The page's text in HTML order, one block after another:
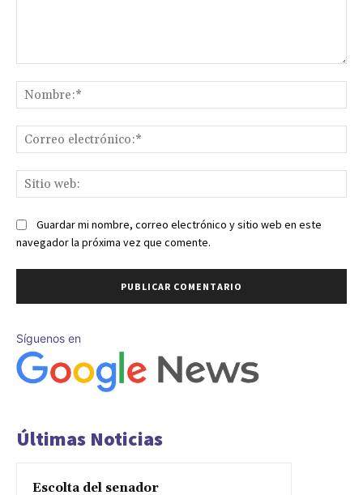
Guardar mi nombre, correo electrónico y sitio web en este
navegador la próxima vez que comente.
Síguenos en
Últimas Noticias
Escolta del senador